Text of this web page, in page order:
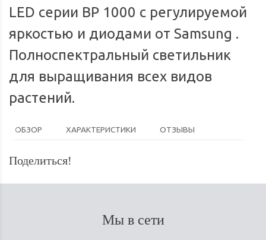
LED серии BP 1000 с регулируемой
яркостью и диодами от Samsung .
Полноспектральный светильник
для выращивания всех видов
растений.
ОБЗОР ХАРАКТЕРИСТИКИ ОТЗЫВЫ
Поделиться!
Мы в сети